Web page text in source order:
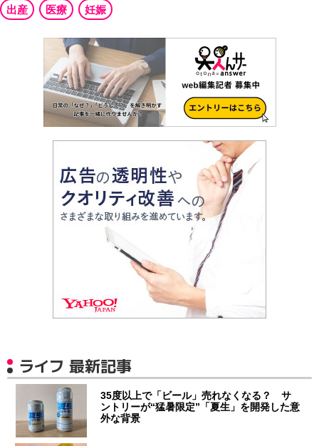
出産
医療 妊娠
ライフ 最新記事
35度以上で「ビール」売れなくなる？ サ
ントリーが“猛暑限定”「夏生」を開発した意
外な背景